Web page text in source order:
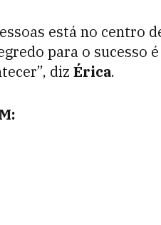
está no centro
para o sucesso
diz Érica.